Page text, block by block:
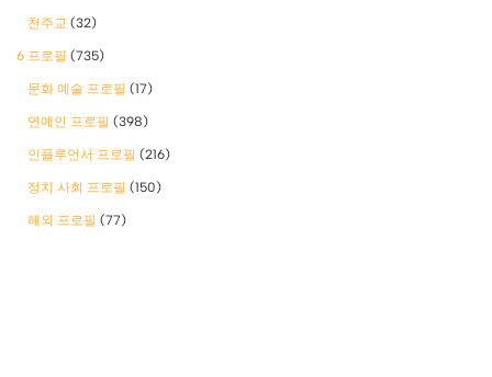
천주교 (32)
6 프로필 (735)
문화 예술 프로필 (17)
연예인 프로필 (398)
인플루언서 프로필 (216)
정치 사회 프로필 (150)
해외 프로필 (77)